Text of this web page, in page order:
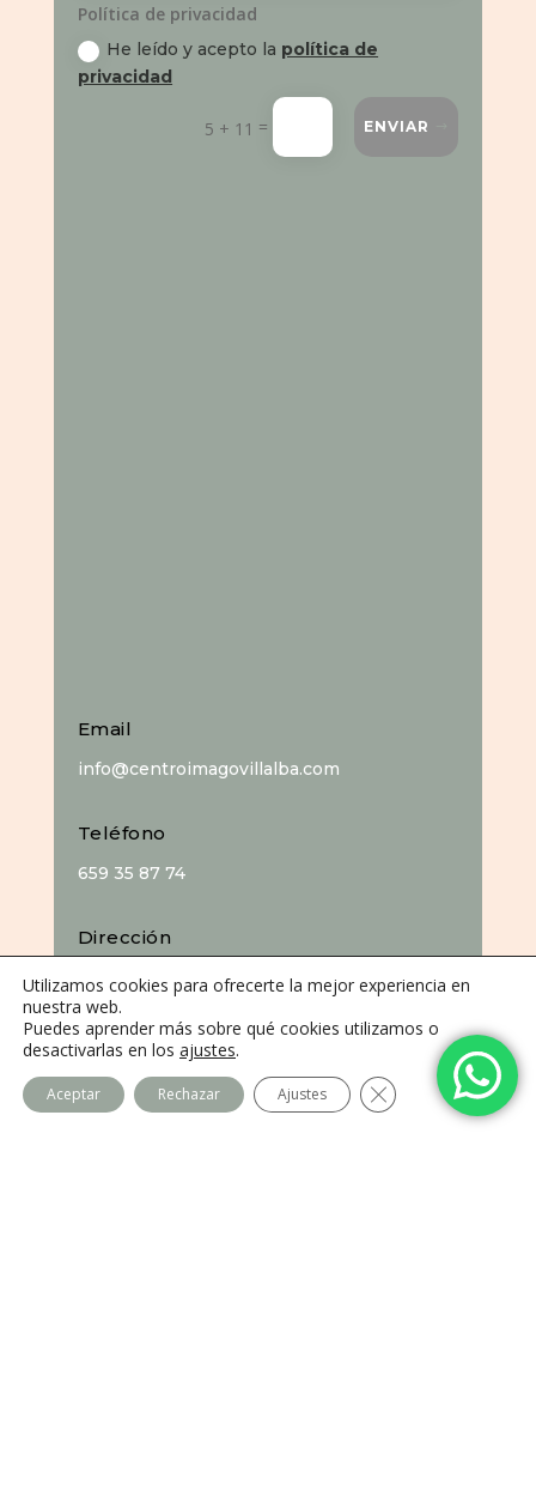
Política de privacidad
He leído y acepto la política de
privacidad
5 + 11 = ENVIAR
Email
info@centroimagovillalba.com
Teléfono
659 35 87 74
Dirección
C. Camino de la Fonda, 28400 Collado
Villalba, Madrid
Utilizamos cookies para ofrecerte la mejor experiencia en
nuestra web.
Puedes aprender más sobre qué cookies utilizamos o
desactivarlas en los ajustes.
Aceptar Rechazar Ajustes Cerrar el banner de